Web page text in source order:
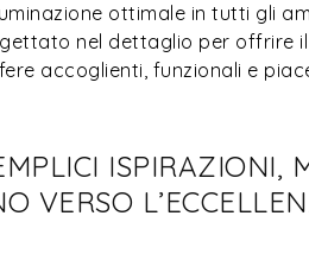
ottimale in tutti gli
nel dettaglio per offrire
accoglienti, funzionali e
ISPIRAZIONI,
VERSO